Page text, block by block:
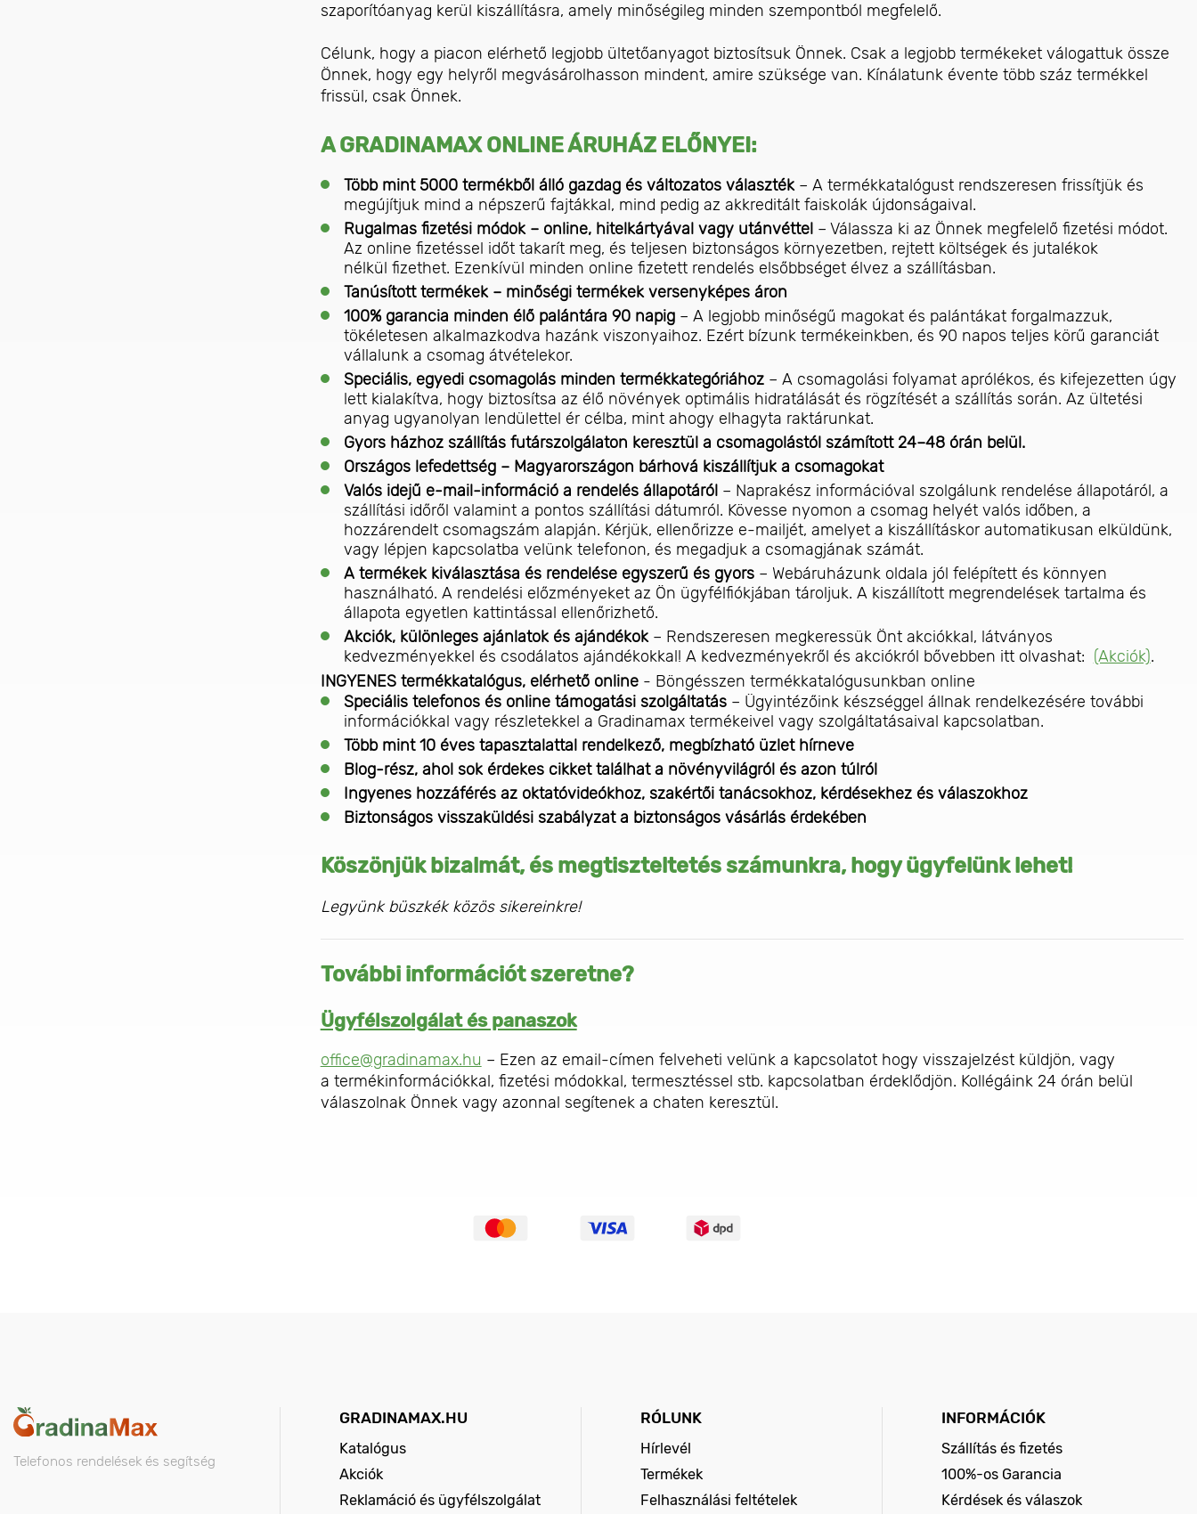
szaporítóanyag kerül kiszállításra, amely minőségileg minden szempontból megfelelő.
Célunk, hogy a piacon elérhető legjobb ültetőanyagot biztosítsuk Önnek. Csak a legjobb termékeket válogattuk össze
Önnek, hogy egy helyről megvásárolhasson mindent, amire szüksége van. Kínálatunk évente több száz termékkel
frissül, csak Önnek.
A GRADINAMAX ONLINE ÁRUHÁZ ELŐNYEI:
Több mint 5000 termékből álló gazdag és változatos választék – A termékkatalógust rendszeresen frissítjük és
megújítjuk mind a népszerű fajtákkal, mind pedig az akkreditált faiskolák újdonságaival.
Rugalmas fizetési módok – online, hitelkártyával vagy utánvéttel – Válassza ki az Önnek megfelelő fizetési módot.
Az online fizetéssel időt takarít meg, és teljesen biztonságos környezetben, rejtett költségek és jutalékok
nélkül fizethet. Ezenkívül minden online fizetett rendelés elsőbbséget élvez a szállításban.
Tanúsított termékek – minőségi termékek versenyképes áron
100% garancia minden élő palántára 90 napig – A legjobb minőségű magokat és palántákat forgalmazzuk,
tökéletesen alkalmazkodva hazánk viszonyaihoz. Ezért bízunk termékeinkben, és 90 napos teljes körű garanciát
vállalunk a csomag átvételekor.
Speciális, egyedi csomagolás minden termékkategóriához – A csomagolási folyamat aprólékos, és kifejezetten úgy
lett kialakítva, hogy biztosítsa az élő növények optimális hidratálását és rögzítését a szállítás során. Az ültetési
anyag ugyanolyan lendülettel ér célba, mint ahogy elhagyta raktárunkat.
Gyors házhoz szállítás futárszolgálaton keresztül a csomagolástól számított 24–48 órán belül.
Országos lefedettség – Magyarországon bárhová kiszállítjuk a csomagokat
Valós idejű e-mail-információ a rendelés állapotáról – Naprakész információval szolgálunk rendelése állapotáról, a
szállítási időről valamint a pontos szállítási dátumról. Kövesse nyomon a csomag helyét valós időben, a
hozzárendelt csomagszám alapján. Kérjük, ellenőrizze e-mailjét, amelyet a kiszállításkor automatikusan elküldünk,
vagy lépjen kapcsolatba velünk telefonon, és megadjuk a csomagjának számát.
A termékek kiválasztása és rendelése egyszerű és gyors – Webáruházunk oldala jól felépített és könnyen
használható. A rendelési előzményeket az Ön ügyfélfiókjában tároljuk. A kiszállított megrendelések tartalma és
állapota egyetlen kattintással ellenőrizhető.
Akciók, különleges ajánlatok és ajándékok – Rendszeresen megkeressük Önt akciókkal, látványos
kedvezményekkel és csodálatos ajándékokkal! A kedvezményekről és akciókról bővebben itt olvashat: (Akciók).
INGYENES termékkatalógus, elérhető online - Böngésszen termékkatalógusunkban online
Speciális telefonos és online támogatási szolgáltatás – Ügyintézőink készséggel állnak rendelkezésére további
információkkal vagy részletekkel a Gradinamax termékeivel vagy szolgáltatásaival kapcsolatban.
Több mint 10 éves tapasztalattal rendelkező, megbízható üzlet hírneve
Blog-rész, ahol sok érdekes cikket találhat a növényvilágról és azon túlról
Ingyenes hozzáférés az oktatóvideókhoz, szakértői tanácsokhoz, kérdésekhez és válaszokhoz
Biztonságos visszaküldési szabályzat a biztonságos vásárlás érdekében
Köszönjük bizalmát, és megtiszteltetés számunkra, hogy ügyfelünk lehet!
Legyünk büszkék közös sikereinkre!
További információt szeretne?
Ügyfélszolgálat és panaszok
office@gradinamax.hu – Ezen az email-címen felveheti velünk a kapcsolatot hogy visszajelzést küldjön, vagy
a termékinformációkkal, fizetési módokkal, termesztéssel stb. kapcsolatban érdeklődjön. Kollégáink 24 órán belül
válaszolnak Önnek vagy azonnal segítenek a chaten keresztül.
Telefonos rendelések és segítség
GRADINAMAX.HU
Katalógus
Akciók
Reklamáció és ügyfélszolgálat
RÓLUNK
Hírlevél
Termékek
Felhasználási feltételek
INFORMÁCIÓK
Szállítás és fizetés
100%-os Garancia
Kérdések és válaszok